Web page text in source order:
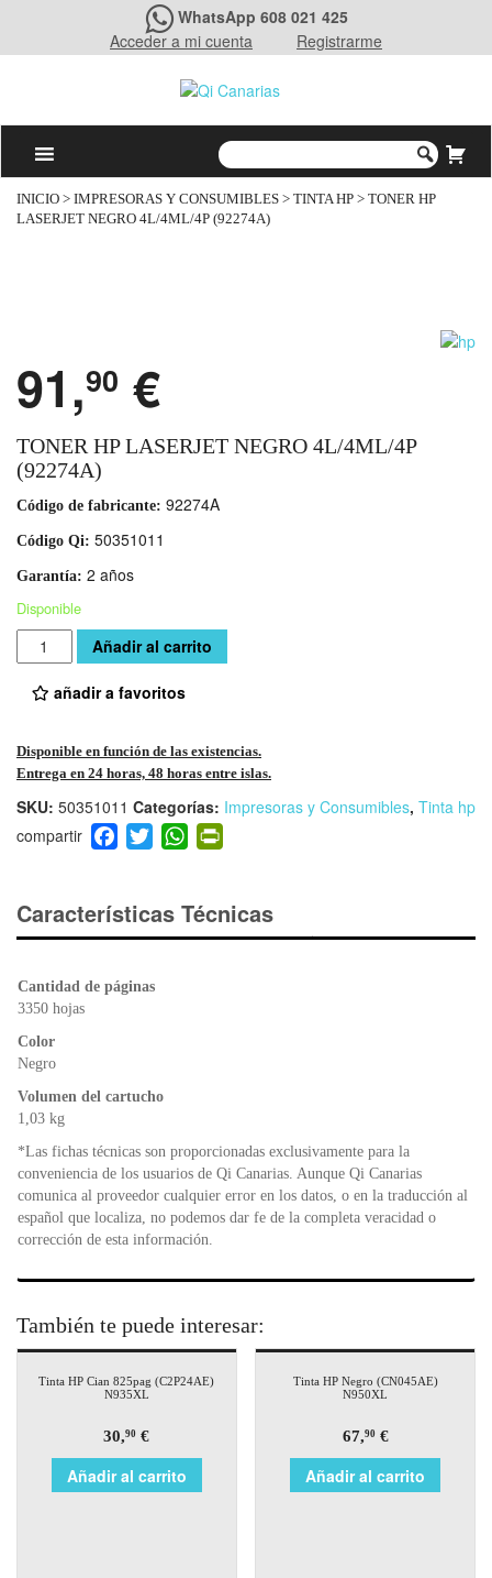
WhatsApp 608 021 425
Acceder a mi cuenta
Registrarme
INICIO > IMPRESORAS Y CONSUMIBLES > TINTA HP > TONER HP
LASERJET NEGRO 4L/4ML/4P (92274A)
91,90 €
TONER HP LASERJET NEGRO 4L/4ML/4P
(92274A)
Código de fabricante: 92274A
Código Qi: 50351011
Garantía: 2 años
Disponible
Cantidad Añadir al carrito
añadir a favoritos
Disponible en función de las existencias.
Entrega en 24 horas, 48 horas entre islas.
SKU: 50351011 Categorías: Impresoras y Consumibles, Tinta hp
F
a
e
b
o
T
wi
er
W
h
s
A
ri
e
Características Técnicas
Cantidad de páginas
3350 hojas
Color
Negro
Volumen del cartucho
1,03 kg
*Las fichas técnicas son proporcionadas exclusivamente para la
conveniencia de los usuarios de Qi Canarias. Aunque Qi Canarias
comunica al proveedor cualquier error en los datos, o en la traducción al
español que localiza, no podemos dar fe de la completa veracidad o
corrección de esta información.
También te puede interesar:
Tinta HP Cian 825pag (C2P24AE)
N935XL
30,90 €
Añadir al carrito
Tinta HP Negro (CN045AE)
N950XL
67,90€
Añadir al carrito